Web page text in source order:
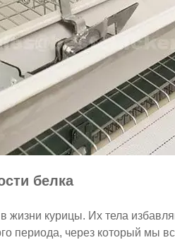
белка
жизни курицы. Их тела
периода, через который мы